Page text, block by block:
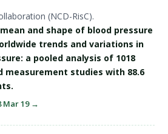
(NCD-RisC).
and shape of blood pressure
trends and variations in
a pooled analysis of 1018
measurement studies with 88.6
Mar 19 →